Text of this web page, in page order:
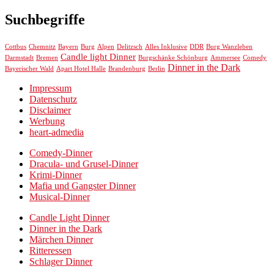
Suchbegriffe
Cottbus Chemnitz Bayern Burg Alpen Delitzsch Alles Inklusive DDR Burg Wanzleben
Darmstadt Bremen Candle light Dinner Burgschänke Schönburg Ammersee Comedy
Bayerischer Wald Apart Hotel Halle Brandenburg Berlin Dinner in the Dark
Impressum
Datenschutz
Disclaimer
Werbung
heart-admedia
Comedy-Dinner
Dracula- und Grusel-Dinner
Krimi-Dinner
Mafia und Gangster Dinner
Musical-Dinner
Candle Light Dinner
Dinner in the Dark
Märchen Dinner
Ritteressen
Schlager Dinner